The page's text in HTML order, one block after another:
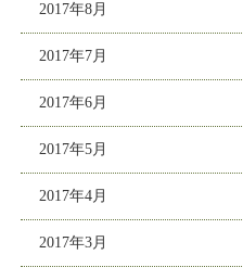
2017年8月
2017年7月
2017年6月
2017年5月
2017年4月
2017年3月